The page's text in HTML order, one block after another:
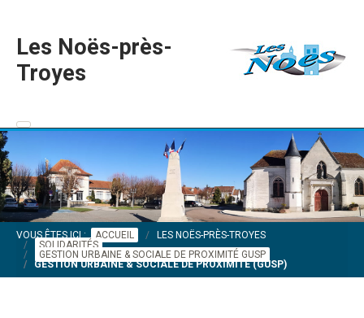
Les Noës-près-
Troyes
VOUS ÊTES ICI : ACCUEIL
LES NOËS-PRÈS-TROYES
SOLIDARITÉS
GESTION URBAINE & SOCIALE DE PROXIMITÉ GUSP
GESTION URBAINE & SOCIALE DE PROXIMITÉ (GUSP)